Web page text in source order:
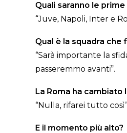
Quali saranno le
“Juve, Napoli, Inter e
Qual è la squadra che
“Sarà importante la
passeremmo avanti”.
La Roma ha cambiato
“Nulla, rifarei tutto
E il momento più alto?